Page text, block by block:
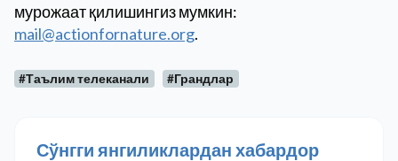
мурожаат қилишингиз мумкин:
mail@actionfornature.org.
#Таълим телеканали #Грандлар
Сўнгги янгиликлардан хабардор